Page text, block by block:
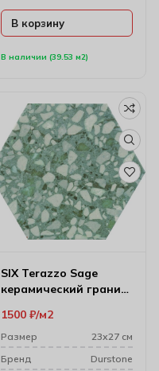
В наличии (39.53 м2)
В корзину
SIX Terazzo Sage
керамический гранит
1500 ₽ м2
Размер
23х27 см
Бренд
Durstone